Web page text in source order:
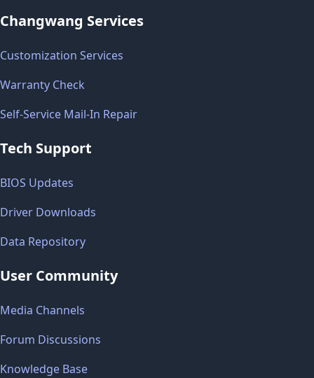
Changwang Services
Customization Services
Warranty Check
Self-Service Mail-In Repair
Tech Support
BIOS Updates
Driver Downloads
Data Repository
User Community
Media Channels
Forum Discussions
Knowledge Base